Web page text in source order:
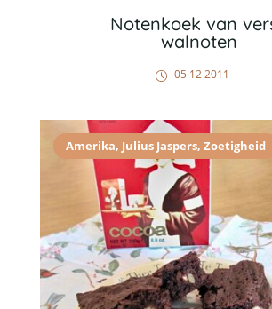
Notenkoek van
walnoten
05 12 2011
Amerika, Julius Jaspers, Zoetigheid